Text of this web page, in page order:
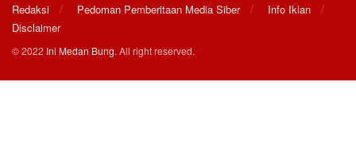
Redaksi Pedoman Pemberitaan Media Siber
Info Iklan
Disclaimer
© 2022 Ini Medan Bung. All right reserved.